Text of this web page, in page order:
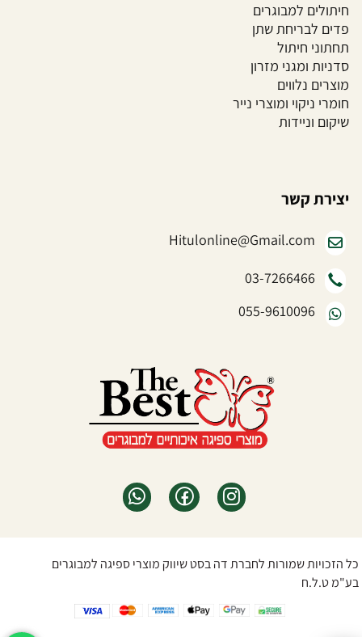
חיתולים למבוגרים
פדים לבריחת שתן
תחתוני חיתול
סדניות ומגני מזרון
מוצרים נלווים
חומרי ניקוי ומוצרי נייר
שיקום וניידות
יצירת קשר
Hitulonline@Gmail.com
03-7266466
055-9610096
כל הזכויות שמורות לחברת דה בסט שיווק מוצרי ספיגה למבוגרים
בע"מ ט.ל.ח